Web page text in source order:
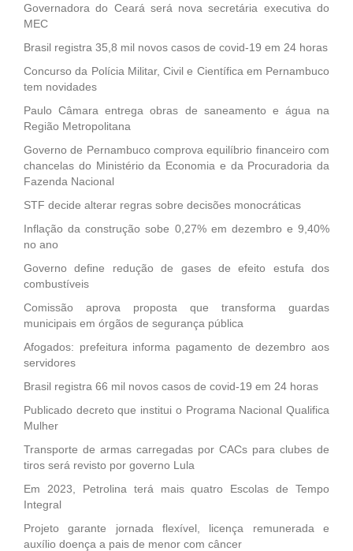
Governadora do Ceará será nova secretária executiva do
MEC
Brasil registra 35,8 mil novos casos de covid-19 em 24 horas
Concurso da Polícia Militar, Civil e Científica em Pernambuco
tem novidades
Paulo Câmara entrega obras de saneamento e água na
Região Metropolitana
Governo de Pernambuco comprova equilíbrio financeiro com
chancelas do Ministério da Economia e da Procuradoria da
Fazenda Nacional
STF decide alterar regras sobre decisões monocráticas
Inflação da construção sobe 0,27% em dezembro e 9,40%
no ano
Governo define redução de gases de efeito estufa dos
combustíveis
Comissão aprova proposta que transforma guardas
municipais em órgãos de segurança pública
Afogados: prefeitura informa pagamento de dezembro aos
servidores
Brasil registra 66 mil novos casos de covid-19 em 24 horas
Publicado decreto que institui o Programa Nacional Qualifica
Mulher
Transporte de armas carregadas por CACs para clubes de
tiros será revisto por governo Lula
Em 2023, Petrolina terá mais quatro Escolas de Tempo
Integral
Projeto garante jornada flexível, licença remunerada e
auxílio doença a pais de menor com câncer